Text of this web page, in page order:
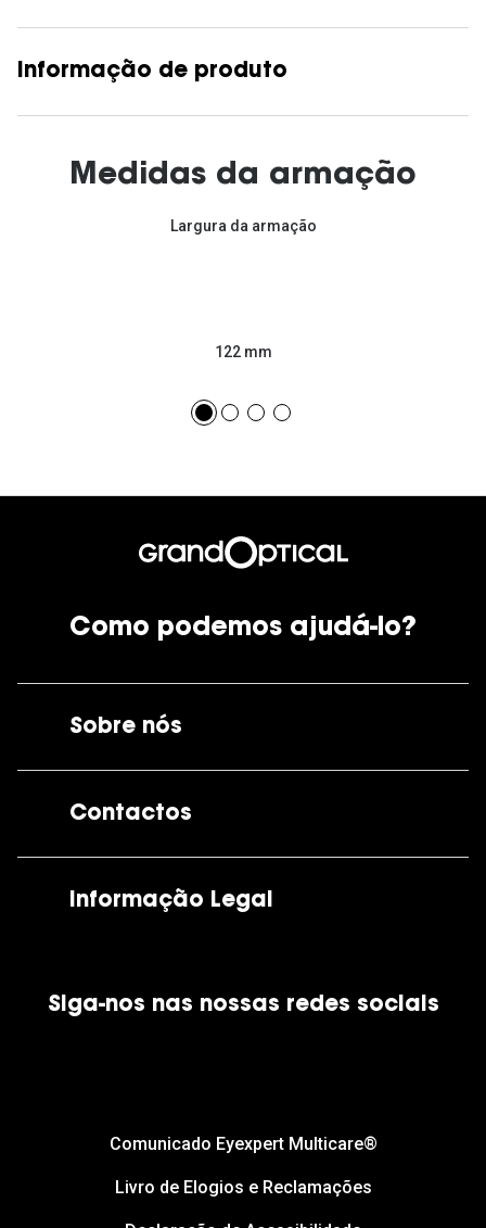
Informação de produto
Medidas da armação
Largura da armação
122 mm
Como podemos ajudá-lo?
Sobre nós
Contactos
Informação Legal
Política de Cookies
Siga-nos nas nossas redes sociais
Comunicado Eyexpert Multicare®
Livro de Elogios e Reclamações